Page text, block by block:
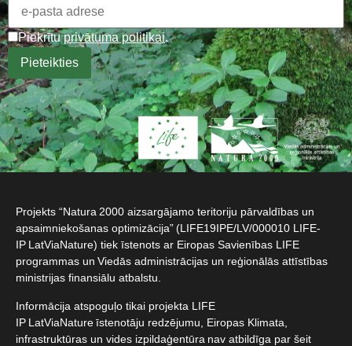
Piekrītuprivātuma politikai.
Projekts “Natura 2000 aizsargājamo teritoriju pārvaldības un
apsaimniekošanas optimizācija” (LIFE19IPE/LV/000010 LIFE-
IP LatViaNature) tiek īstenots ar Eiropas Savienības LIFE
programmas un Viedās administrācijas un reģionālās attīstības
ministrijas finansiālu atbalstu.​
Informācija atspoguļo tikai projekta LIFE
IP LatViaNature īstenotāju redzējumu, Eiropas Klimata,
infrastruktūras un vides izpildaģentūra nav atbildīga par šeit